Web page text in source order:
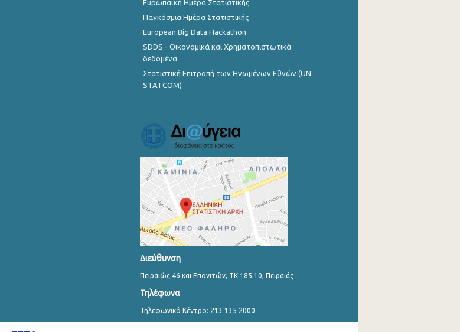
Ευρωπαϊκή Ημέρα Στατιστικής
Παγκόσμια Ημέρα Στατιστικής
European Big Data Hackathon
SDDS - Οικονομικά και Χρηματοπιστωτικά
δεδομένα
Στατιστική Επιτροπή των Ηνωμένων Εθνών (UN
STATCOM)
Διεύθυνση
Πειραιώς 46 και Επονιτών, ΤΚ 185 10, Πειραιάς
Τηλέφωνα
Τηλεφωνικό Κέντρο: 213 135 2000